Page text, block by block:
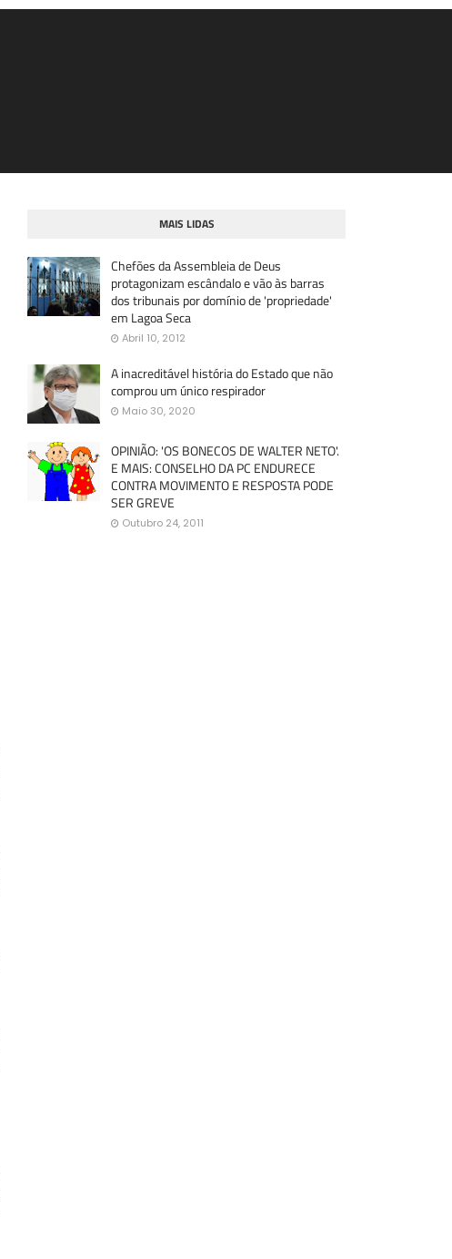
MAIS LIDAS
Chefões da Assembleia de Deus
protagonizam escândalo e vão às barras
dos tribunais por domínio de 'propriedade'
em Lagoa Seca
Abril 10, 2012
A inacreditável história do Estado que não
comprou um único respirador
Maio 30, 2020
OPINIÃO: 'OS BONECOS DE WALTER NETO'.
E MAIS: CONSELHO DA PC ENDURECE
CONTRA MOVIMENTO E RESPOSTA PODE
SER GREVE
Outubro 24, 2011